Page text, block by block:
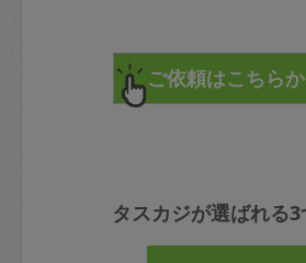
タスカジが選ばれる